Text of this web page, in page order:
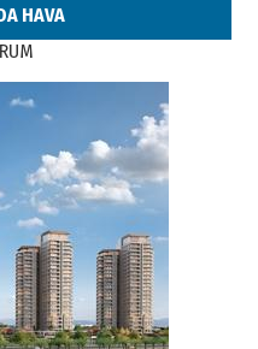
HAVA
Erzurum’a